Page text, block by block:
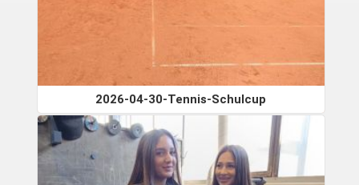
2026-04-30-Tennis-Schulcup